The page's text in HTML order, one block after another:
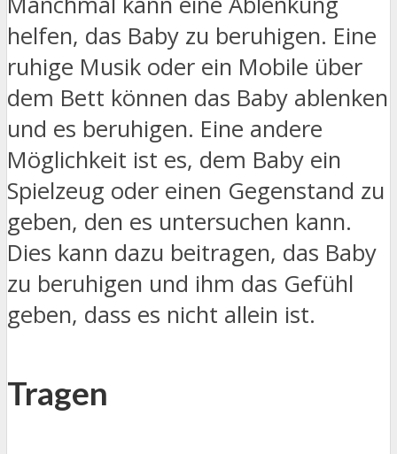
helfen, das Baby zu beruhigen. Eine
ruhige Musik oder ein Mobile über
dem Bett können das Baby ablenken
und es beruhigen. Eine andere
Möglichkeit ist es, dem Baby ein
Spielzeug oder einen Gegenstand zu
geben, den es untersuchen kann.
Dies kann dazu beitragen, das Baby
zu beruhigen und ihm das Gefühl
geben, dass es nicht allein ist.
Tragen